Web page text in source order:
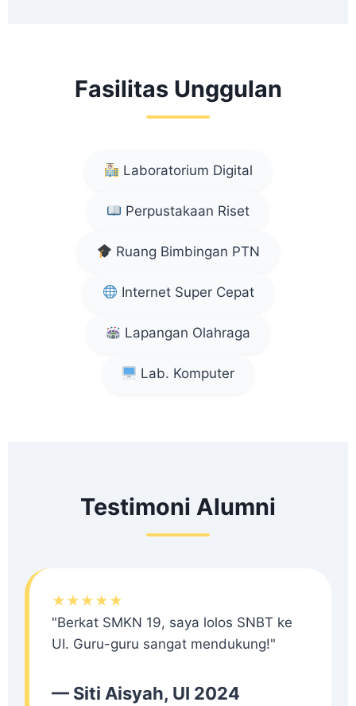
Fasilitas Unggulan
Laboratorium Digital
Perpustakaan Riset
Ruang Bimbingan PTN
Internet Super Cepat
Lapangan Olahraga
Lab. Komputer
Testimoni Alumni
★★★★★
"Berkat SMKN 19, saya lolos SNBT ke
UI. Guru-guru sangat mendukung!"
— Siti Aisyah, UI 2024